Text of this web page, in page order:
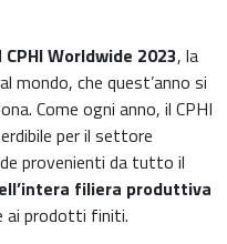
CPHI Worldwide 2023, la
mondo, che quest’anno si
Come ogni anno, il CPHI
per il settore
provenienti da tutto il
filiera produttiva
ai prodotti finiti.